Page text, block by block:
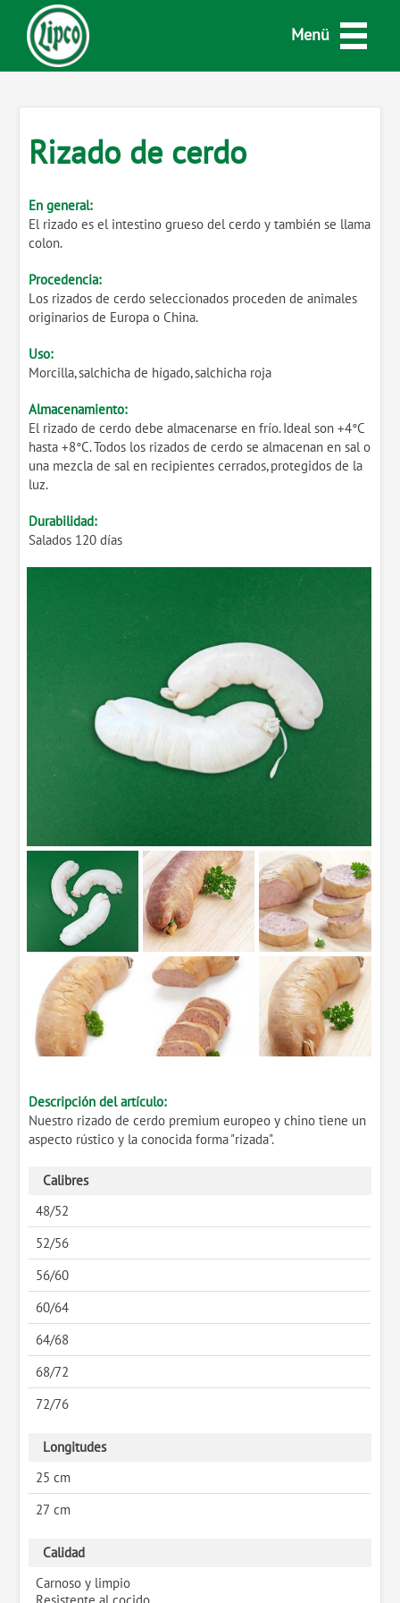
Menü
Rizado de cerdo
En general:
El rizado es el intestino grueso del cerdo y también se llama
colon.
Procedencia:
Los rizados de cerdo seleccionados proceden de animales
originarios de Europa o China.
Uso:
Morcilla, salchicha de hígado, salchicha roja
Almacenamiento:
El rizado de cerdo debe almacenarse en frío. Ideal son +4°C
hasta +8°C. Todos los rizados de cerdo se almacenan en sal o
una mezcla de sal en recipientes cerrados, protegidos de la
luz.
Durabilidad:
Salados 120 días
Descripción del artículo:
Nuestro rizado de cerdo premium europeo y chino tiene un
aspecto rústico y la conocida forma "rizada".
Calibres
48/52
52/56
56/60
60/64
64/68
68/72
72/76
Longitudes
25 cm
27 cm
Calidad
Carnoso y limpio